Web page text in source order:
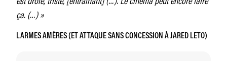
ça. (…) »
LARMES AMÈRES (ET ATTAQUE SANS CONCESSION À JARED LETO)